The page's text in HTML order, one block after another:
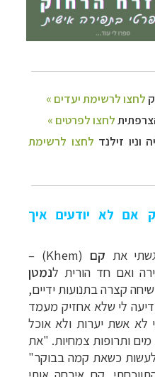
אם לא יודעים איך
את קם (
Khem
)
–
ואם חד הורית לנמטן
קצרה בתנועות ידיים,
לי שלא אחזיק מעמד
לא אשת יערות ולא אוכל
ותרופות צמחיות. "את
כשאת קמה בבוקר"